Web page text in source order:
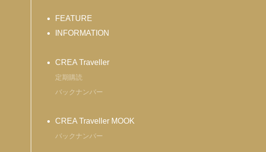
FEATURE
INFORMATION
CREA Traveller
定期購読
バックナンバー
CREA Traveller MOOK
バックナンバー